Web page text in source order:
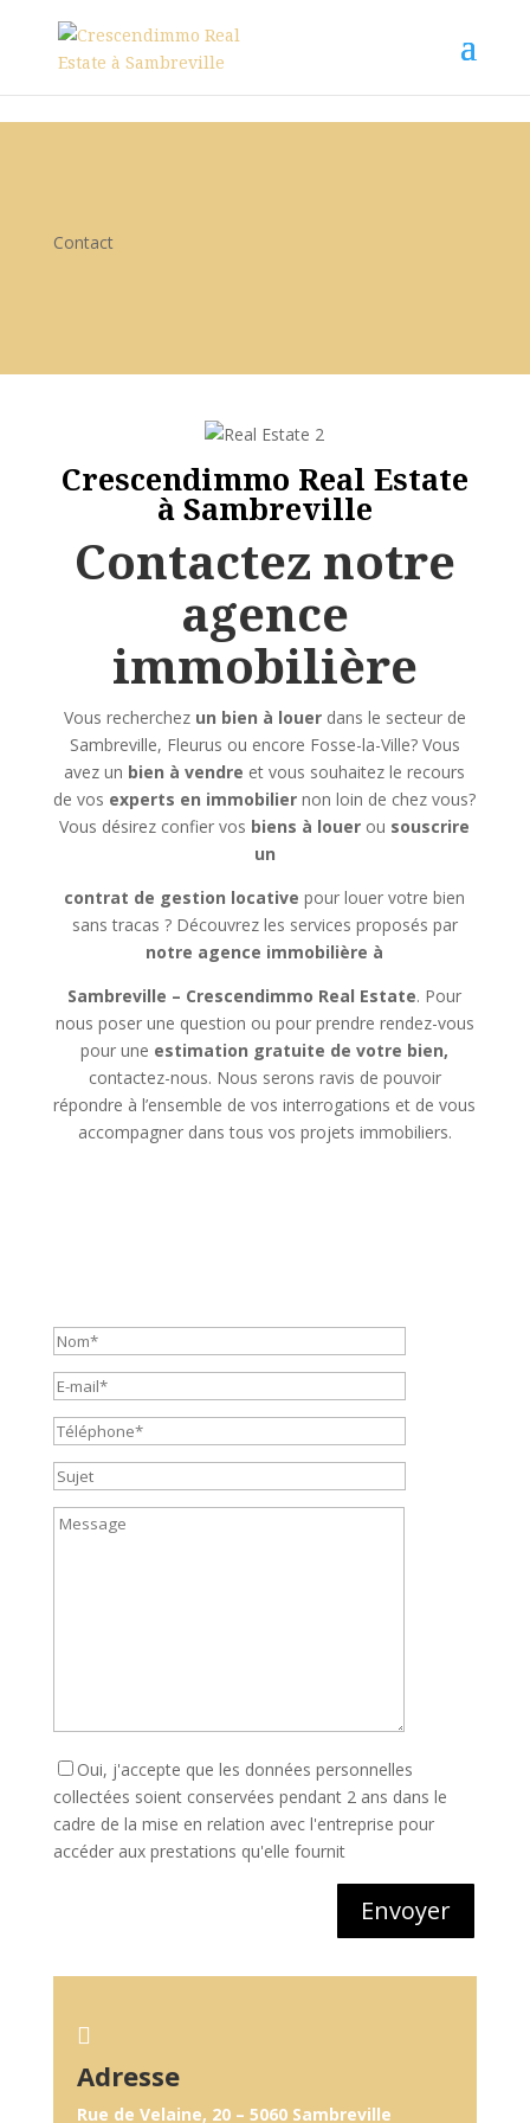
Contact
Crescendimmo Real Estate
à Sambreville
Contactez notre
agence
immobilière
Vous recherchez un bien à louer dans le secteur de
Sambreville, Fleurus ou encore Fosse-la-Ville? Vous
avez un bien à vendre et vous souhaitez le recours
de vos experts en immobiliernon loin de chez vous?
Vous désirez confier vos biens à louer ou souscrire
un
contrat de gestion locativepour louer votre bien
sans tracas ? Découvrez les services proposés par
notre agence immobilière à
Sambreville – Crescendimmo Real Estate. Pour
nous poser une question ou pour prendre rendez-vous
pour une estimation gratuite de votre bien,
contactez-nous. Nous serons ravis de pouvoir
répondre à l’ensemble de vos interrogations et de vous
accompagner dans tous vos projets immobiliers.
Oui, j'accepte que les données personnelles
collectées soient conservées pendant 2 ans dans le
cadre de la mise en relation avec l'entreprise pour
accéder aux prestations qu'elle fournit
Envoyer

Adresse
Rue de Velaine, 20 – 5060 Sambreville